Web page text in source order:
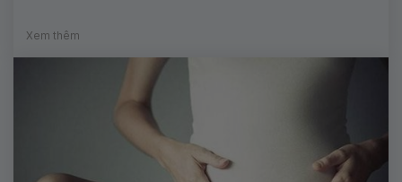
Xem thêm